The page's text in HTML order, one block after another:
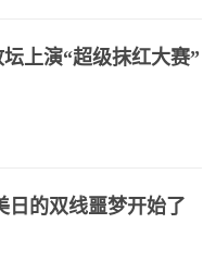
上演“超级抹红大赛”
日的双线噩梦开始了